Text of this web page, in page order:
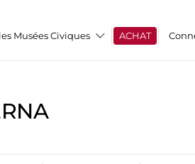
Musées Civiques ACHAT